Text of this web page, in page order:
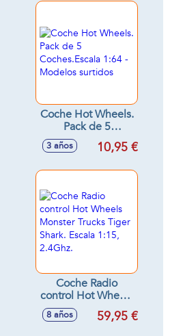
Coche Hot Wheels.
Pack de 5
Coches.Escala 1:64
- Modelos surtidos
3 años 10,95 €
Coche Radio
control Hot Wheels
Monster Trucks
Tiger Shark. Escala
8 años 59,95 €